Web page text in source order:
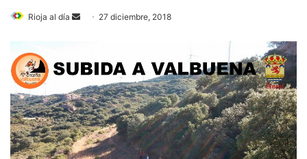
Rioja al día
n
e
m
a
27 diciembre, 2018